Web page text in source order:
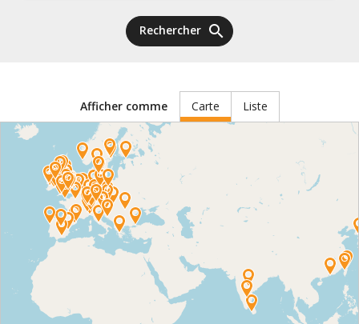
Rechercher search
Afficher comme Carte Liste